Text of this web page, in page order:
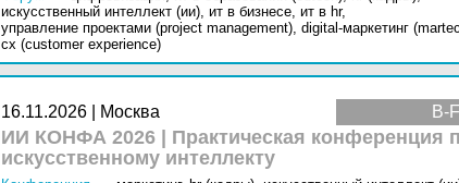
искусственный интеллект (ии), ит в бизнесе, ит в hr,
управление проектами (project management), digital-маркетинг
cx (customer experience)
B-
16.11.2026 | Москва
ИИ КОНФА 2026 | Практическая конференция
искусственному интеллекту